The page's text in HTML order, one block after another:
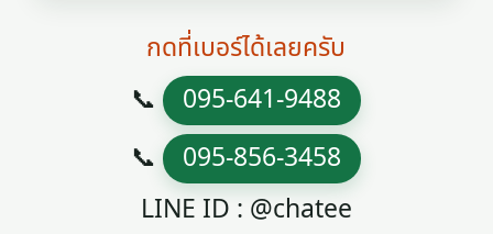
กดที่เบอร์ได้เลยครับ
📞 095-641-9488
📞 095-856-3458
LINE ID : @chatee